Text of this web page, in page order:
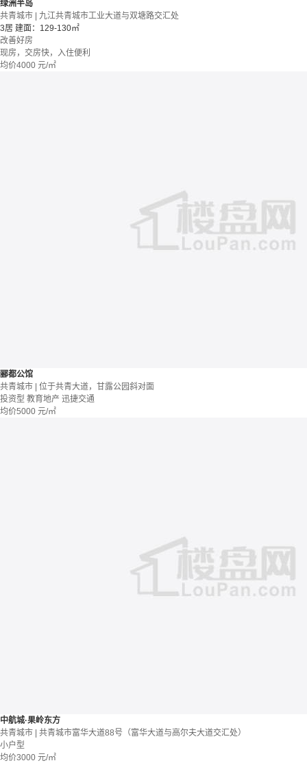
绿洲半岛
共青城市 | 九江共青城市工业大道与双塘路交汇处
3居 建面：129-130㎡
改善好房
现房，交房快，入住便利
均价4000 元/㎡
郦都公馆
共青城市 | 位于共青大道，甘露公园斜对面
投资型 教育地产 迅捷交通
均价5000 元/㎡
中航城·果岭东方
共青城市 | 共青城市富华大道88号（富华大道与高尔夫大道交汇处）
小户型
均价3000 元/㎡